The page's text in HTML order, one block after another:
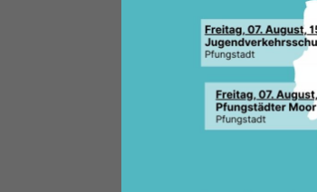
aktive Teilnahme
Europawoche
Einrichtungen,
Vereine und
Mitmachen ein.
Veranstaltung, ob
ein Wettbewerb
Online-
veröffentlicht“,